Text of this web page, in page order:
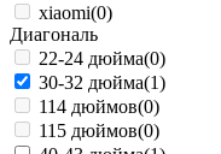
xiaomi(0)
Диагональ
22-24 дюйма(0)
30-32 дюйма(1)
114 дюймов(0)
115 дюймов(0)